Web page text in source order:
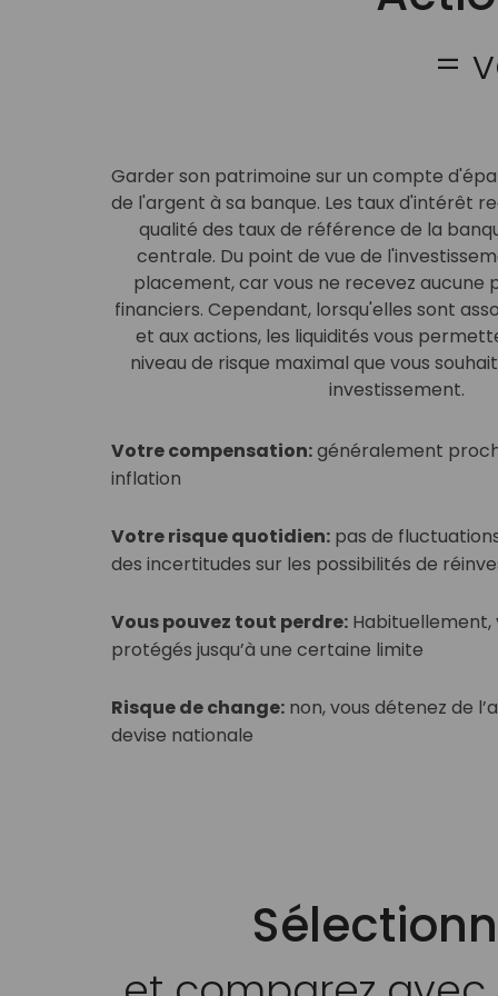
=
Garder son patrimoine sur un compte
de l'argent à sa banque. Les taux d'intérêt
qualité des taux de référence de la
centrale. Du point de vue de
placement, car vous ne recevez aucune
financiers. Cependant, lorsqu'elles sont
et aux actions, les liquidités vous
niveau de risque maximal que vous
investissement.
Votre compensation:généralement
inflation
Votre risque quotidien: pas de
des incertitudes sur les possibilités de
Vous pouvez tout perdre:
protégés jusqu’à une certaine limite
Risque de change: non, vous détenez de
devise nationale
Investir dans des obligations d'État
l'État. Ces investissements constituent
toute stratégie d'investissement. Malgré
les investissements en obligations d'État
répartissant le risque d'investissement et
des fluctuations du
Votre compensation:pour prêter de
généralement de 7 à 10 ans (prime de
Votre risque quotidien:fluctuations des
d’intérêt plus élevés signifient une baisse du
Vous pouvez tout perdre:non, les
l’Allemagne (Euro), le Royaume-Uni et les
national ou vous vous protégez contre le
Investir dans des actions nationales
aux entreprises privées. Les placements
la contribution la plus élevée aux
portefeuille top-of-mind. Étant donné le
vos investissements, vous êtes
Votre compensation:pour la prise de
(prime d’équité)
boursiers (l’affaiblissement du climat
baisse des cours des actions et vice versa)
Vous pouvez tout perdre:en théorie oui,
peuvent faire faillite
Risque de change :non, vous investissez
national ou vous vous protégez contre le